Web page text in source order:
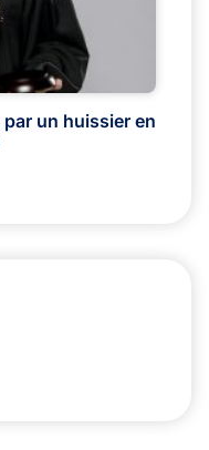
un huissier en